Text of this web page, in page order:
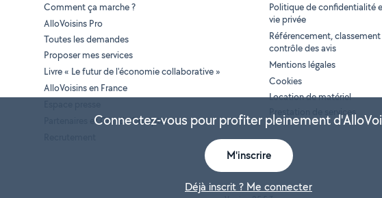
Comment ça marche ?
AlloVoisins Pro
Toutes les demandes
Proposer mes services
Livre « Le futur de l'économie collaborative »
AlloVoisins en France
Partenaires et Grands Comptes
Politique de confidentialité
vie privée
Référencement,
contrôle des avis
Mentions légales
Cookies
Location de matériel
Prestation de services
Connectez-vous pour profiter pleinement
M'inscrire
Déjà inscrit ? Me connecter